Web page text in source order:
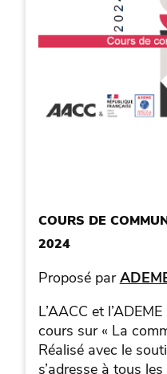
COURS DE
2024
Proposé par
L’AACC et
cours sur « La
Réalisé avec le
s’adresse à tous